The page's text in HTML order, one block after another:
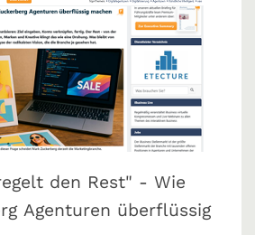
den Rest" - Wie
Agenturen überflüssig